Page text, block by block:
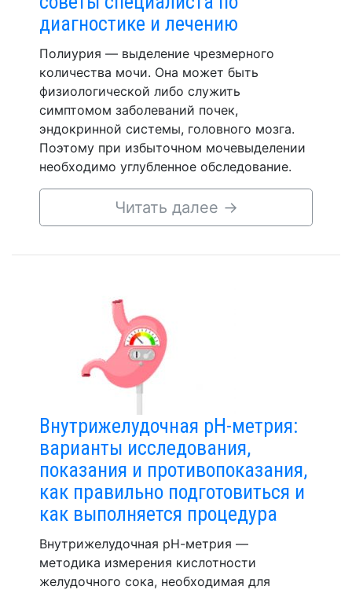
диагностике и лечению
Полиурия — выделение чрезмерного
количества мочи. Она может быть
физиологической либо служить
симптомом заболеваний почек,
эндокринной системы, головного мозга.
Поэтому при избыточном мочевыделении
необходимо углубленное обследование.
Читать далее →
Внутрижелудочная pH-метрия:
варианты исследования,
показания и противопоказания,
как правильно подготовиться и
как выполняется процедура
Внутрижелудочная рН-метрия —
методика измерения кислотности
желудочного сока, необходимая для